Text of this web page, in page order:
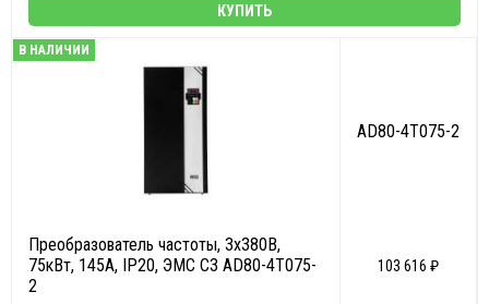
КУПИТЬ
В НАЛИЧИИ
AD80-4T075-2
Преобразователь частоты, 3х380В,
75кВт, 145А, IP20, ЭМС С3 AD80-4T075-
2
103 616 ₽